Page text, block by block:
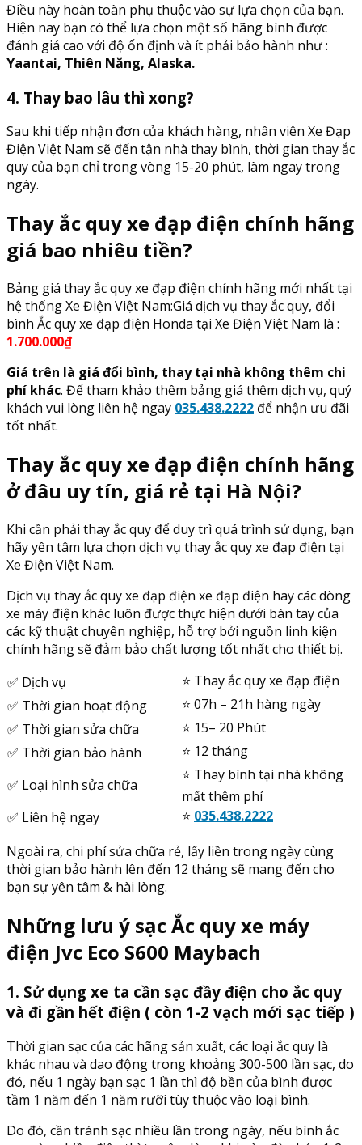
Điều này hoàn toàn phụ thuộc vào sự lựa chọn của bạn.
Hiện nay bạn có thể lựa chọn một số hãng bình được
đánh giá cao với độ ổn định và ít phải bảo hành như :
Yaantai, Thiên Năng, Alaska.
4. Thay bao lâu thì xong?
Sau khi tiếp nhận đơn của khách hàng, nhân viên Xe Đạp
Điện Việt Nam sẽ đến tận nhà thay bình, thời gian thay ắc
quy của bạn chỉ trong vòng 15-20 phút, làm ngay trong
ngày.
Thay ắc quy xe đạp điện chính hãng
giá bao nhiêu tiền?
Bảng giá thay ắc quy xe đạp điện chính hãng mới nhất tại
hệ thống Xe Điện Việt Nam:Giá dịch vụ thay ắc quy, đổi
bình Ắc quy xe đạp điện Honda tại Xe Điện Việt Nam là :
1.700.000₫
Giá trên là giá đổi bình, thay tại nhà không thêm chi
phí khác. Để tham khảo thêm bảng giá thêm dịch vụ, quý
khách vui lòng liên hệ ngay 035.438.2222 để nhận ưu đãi
tốt nhất.
Thay ắc quy xe đạp điện chính hãng
ở đâu uy tín, giá rẻ tại Hà Nội?
Khi cần phải thay ắc quy để duy trì quá trình sử dụng, bạn
hãy yên tâm lựa chọn dịch vụ thay ắc quy xe đạp điện tại
Xe Điện Việt Nam.
Dịch vụ thay ắc quy xe đạp điện xe đạp điện hay các dòng
xe máy điện khác luôn được thực hiện dưới bàn tay của
các kỹ thuật chuyên nghiệp, hỗ trợ bởi nguồn linh kiện
chính hãng sẽ đảm bảo chất lượng tốt nhất cho thiết bị.
✅ Dịch vụ
⭐️ Thay ắc quy xe đạp điện
✅ Thời gian hoạt động
⭐️ 07h – 21h hàng ngày
✅ Thời gian sửa chữa
⭐️ 15– 20 Phút
✅ Thời gian bảo hành
⭐️ 12 tháng
✅ Loại hình sửa chữa
⭐️ Thay bình tại nhà không
mất thêm phí
✅ Liên hệ ngay
⭐️ 035.438.2222
Ngoài ra, chi phí sửa chữa rẻ, lấy liền trong ngày cùng
thời gian bảo hành lên đến 12 tháng sẽ mang đến cho
bạn sự yên tâm & hài lòng.
Những lưu ý sạc Ắc quy xe máy
điện Jvc Eco S600 Maybach
1. Sử dụng xe ta cần sạc đầy điện cho ắc quy
và đi gần hết điện ( còn 1-2 vạch mới sạc tiếp )
Thời gian sạc của các hãng sản xuất, các loại ắc quy là
khác nhau và dao động trong khoảng 300-500 lần sạc, do
đó, nếu 1 ngày bạn sạc 1 lần thì độ bền của bình được
tầm 1 năm đến 1 năm rưỡi tùy thuộc vào loại bình.
Do đó, cần tránh sạc nhiều lần trong ngày, nếu bình ắc